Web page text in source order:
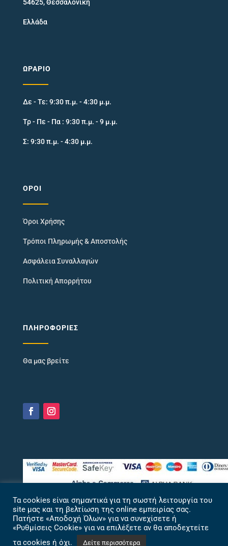
54625, Θεσσαλονίκη
Ελλάδα
ΩΡΆΡΙΟ
Δε - Τε: 9:30 π.μ. - 4:30 μ.μ.
Τρ - Πε - Πα : 9:30 π.μ. - 9 μ.μ.
Σ: 9:30 π.μ. - 4:30 μ.μ.
ΌΡΟΙ
Όροι Χρήσης
Τρόποι Πληρωμής & Αποστολής
Ασφάλεια Συναλλαγών
Πολιτική Απορρήτου
ΠΛΗΡΟΦΟΡΊΕΣ
Θα μας βρείτε
Τα cookies είναι σημαντικά για τη σωστή λειτουργία του
site μας και τη βελτίωση της online εμπειρίας σας.
Πατήστε «Αποδοχή Όλων» για να συνεχίσετε ή
«Ρυθμίσεις Cookie» για να επιλέξετε αν θα αποδεχτείτε
τα cookies ή όχι.
Δείτε περισσότερα